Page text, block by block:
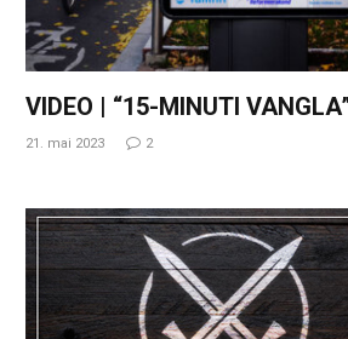
VIDEO | “15-MINUTI
21. mai 2023 2